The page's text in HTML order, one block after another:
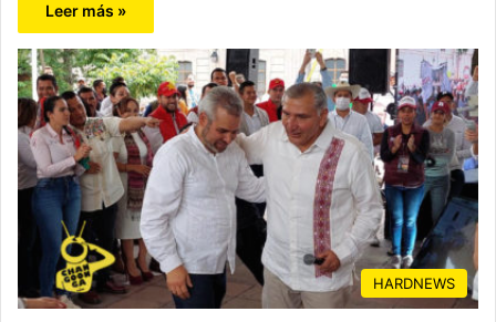
Leer más »
HARDNEWS